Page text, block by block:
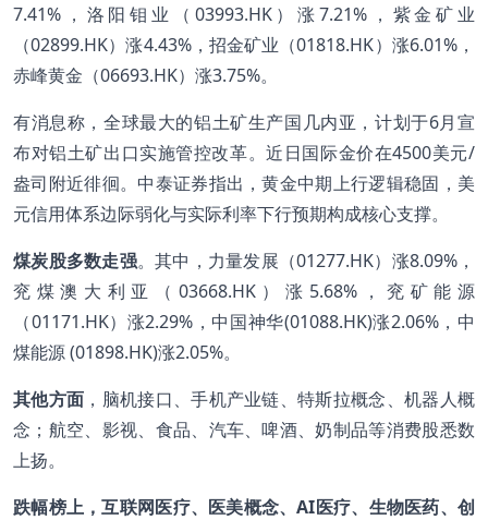
7.41%，洛阳钼业（03993.HK）涨7.21%，紫金矿业
（02899.HK）涨4.43%，招金矿业（01818.HK）涨6.01%，
赤峰黄金（06693.HK）涨3.75%。
有消息称，全球最大的铝土矿生产国几内亚，计划于6月宣
布对铝土矿出口实施管控改革。近日国际金价在4500美元/
盎司附近徘徊。中泰证券指出，黄金中期上行逻辑稳固，美
元信用体系边际弱化与实际利率下行预期构成核心支撑。
煤炭股多数走强。其中，力量发展（01277.HK）涨8.09%，
兖煤澳大利亚（03668.HK）涨5.68%，兖矿能源
（01171.HK）涨2.29%，中国神华(01088.HK)涨2.06%，中
煤能源 (01898.HK)涨2.05%。
其他方面 ，脑机接口、手机产业链、特斯拉概念、机器人概
念；航空、影视、食品、汽车、啤酒、奶制品等消费股悉数
上扬。
跌幅榜上，互联网医疗、医美概念、AI医疗、生物医药、创